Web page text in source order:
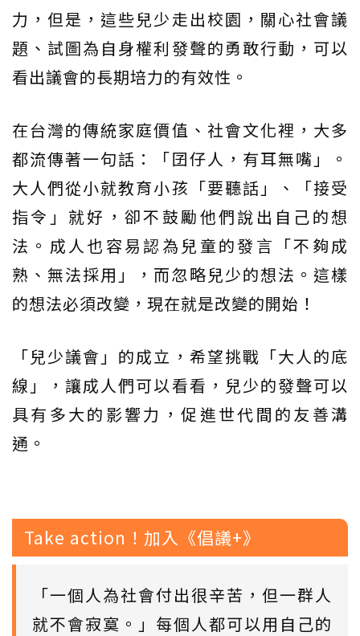
力，但是，這些兒少走出校園，關心社會議
題、試圖為自身權利發聲的勇敢行動，可以
看出議會的長期培力的有效性。
在台灣的傳統家庭價值、社會文化裡，大多
都流傳著一句話：「囝仔人，有耳無嘴」。
大人們從小就教育小孩「要聽話」、「接受
指令」就好，卻不鼓勵他們說出自己的想
法。成人也容易認為兒童的發言「不夠成
熟、無法採用」，而忽略兒少的想法。這樣
的想法必須改變，現在就是改變的開始！
「兒少議會」的成立，希望挑戰「大人的底
線」，讓成人們可以看看，兒少的發聲可以
具有多大的影響力，促進世代間的友善溝
通。
Take action！加入《倡議+》
「一個人為社會付出很辛苦，但一群人
就不會寂寞。」每個人都可以用自己的